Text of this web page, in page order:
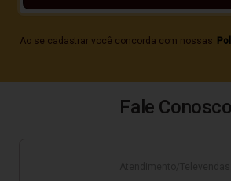
Ao se cadastrar você concorda com nossas
Fale Conosco